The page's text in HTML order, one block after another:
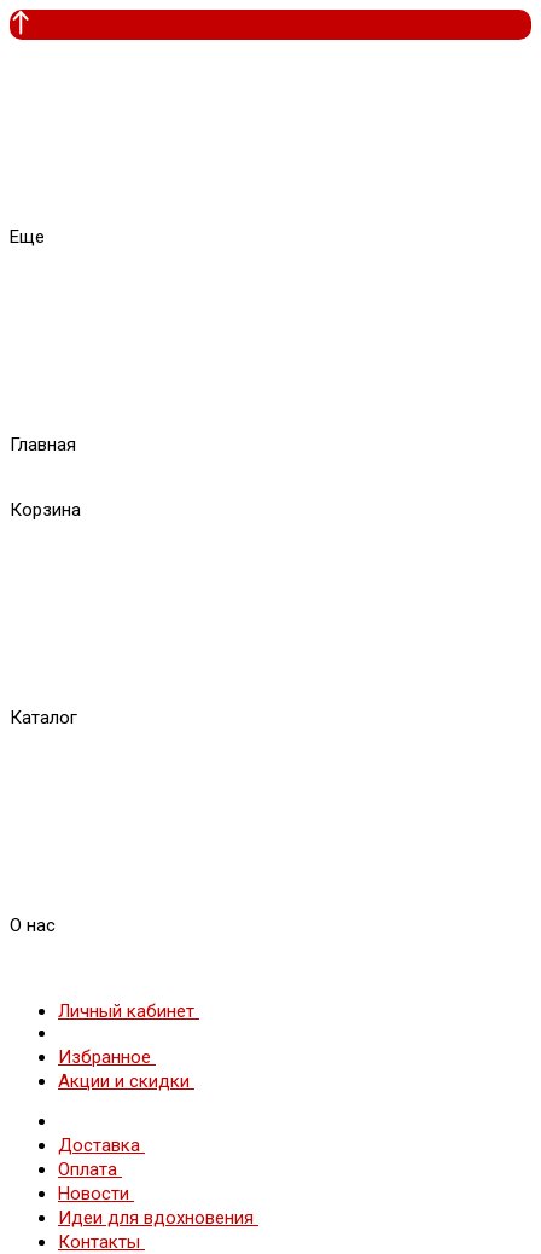
Еще
Главная
Корзина
Каталог
О нас
Личный кабинет
Избранное
Акции и скидки
Доставка
Оплата
Новости
Идеи для вдохновения
Контакты